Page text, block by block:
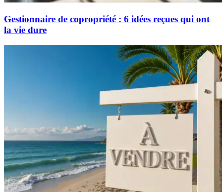
Gestionnaire de copropriété : 6 idées reçues qui ont
la vie dure